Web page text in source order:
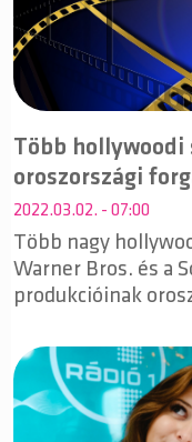
Több
oroszországi
2022.03.02. - 07:00
Több nagy
Warner Bros. és a
produkcióinak
számoltak be az
filmes hírportálok.